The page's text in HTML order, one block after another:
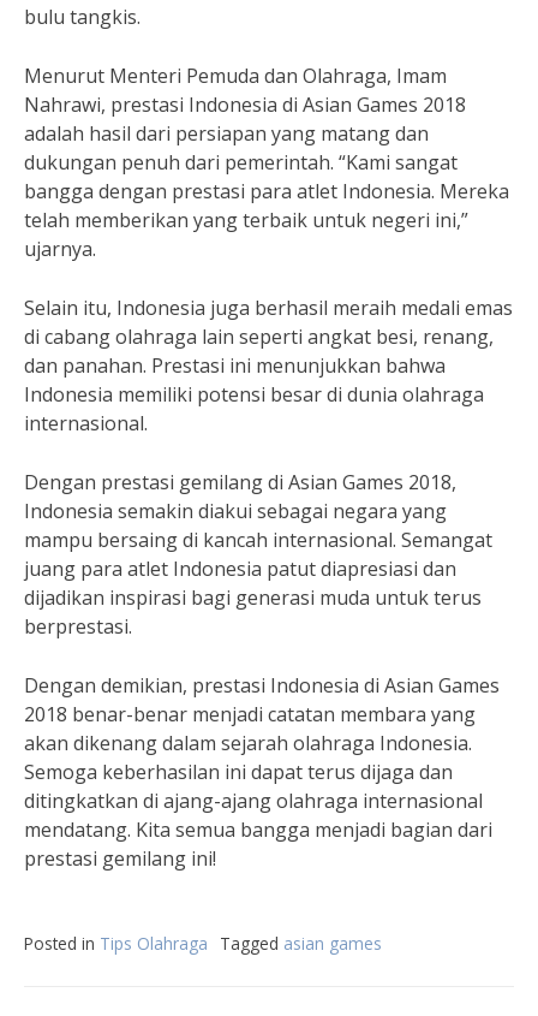
bulu tangkis.
Menurut Menteri Pemuda dan Olahraga, Imam
Nahrawi, prestasi Indonesia di Asian Games 2018
adalah hasil dari persiapan yang matang dan
dukungan penuh dari pemerintah. “Kami sangat
bangga dengan prestasi para atlet Indonesia. Mereka
telah memberikan yang terbaik untuk negeri ini,”
ujarnya.
Selain itu, Indonesia juga berhasil meraih medali emas
di cabang olahraga lain seperti angkat besi, renang,
dan panahan. Prestasi ini menunjukkan bahwa
Indonesia memiliki potensi besar di dunia olahraga
internasional.
Dengan prestasi gemilang di Asian Games 2018,
Indonesia semakin diakui sebagai negara yang
mampu bersaing di kancah internasional. Semangat
juang para atlet Indonesia patut diapresiasi dan
dijadikan inspirasi bagi generasi muda untuk terus
berprestasi.
Dengan demikian, prestasi Indonesia di Asian Games
2018 benar-benar menjadi catatan membara yang
akan dikenang dalam sejarah olahraga Indonesia.
Semoga keberhasilan ini dapat terus dijaga dan
ditingkatkan di ajang-ajang olahraga internasional
mendatang. Kita semua bangga menjadi bagian dari
prestasi gemilang ini!
Posted in Tips Olahraga Tagged asian games